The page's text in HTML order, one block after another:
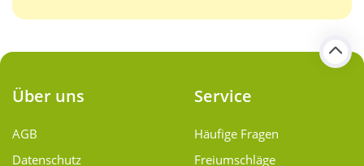
Über uns
AGB
Datenschutz
Service
Häufige Fragen
Freiumschläge